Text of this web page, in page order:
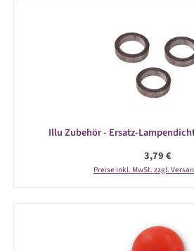
Illu Zubehör - Ersatz-
Regulärer
3,79 €
Preise inkl. MwSt. zzgl.